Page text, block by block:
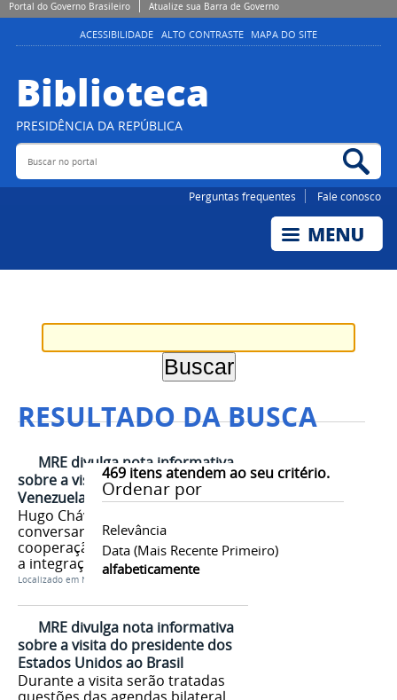
Portal do Governo Brasileiro Atualize sua Barra de Governo
ACESSIBILIDADE ALTO CONTRASTE MAPA DO SITE
Biblioteca
PRESIDÊNCIA DA REPÚBLICA
Buscar no portal
Perguntas frequentes Fale conosco
RESULTADO DA BUSCA
469itens atendem ao seu critério.
Ordenar por
Relevância
Data (mais Recente Primeiro)
alfabeticamente
MRE divulga nota informativa
sobre a visita do Presidente da
Venezuela ao Brasil
Hugo Chávez vem ao Brasil para
conversar sobre iniciativas de
cooperação bilateral, em especial
a integração fronteiriça
Localizado em Notas Oficiais
MRE divulga nota informativa
sobre a visita do presidente dos
Estados Unidos ao Brasil
Durante a visita serão tratadas
questões das agendas bilateral,